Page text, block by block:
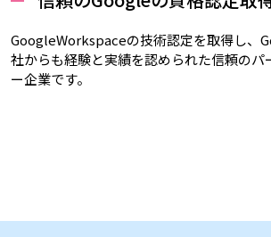
GoogleWorkspaceの技術認定を取得し、
社からも経験と実績を認められた信頼のパ
ー企業です。